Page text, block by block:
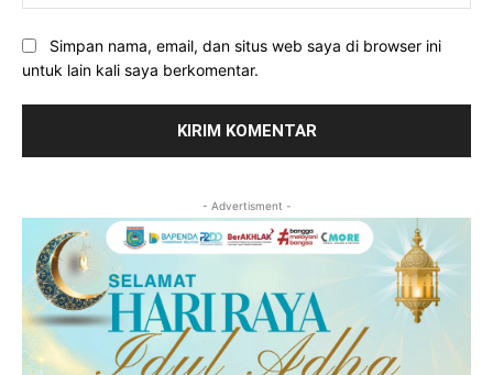
Simpan nama, email, dan situs web saya di browser ini
untuk lain kali saya berkomentar.
- Advertisment -